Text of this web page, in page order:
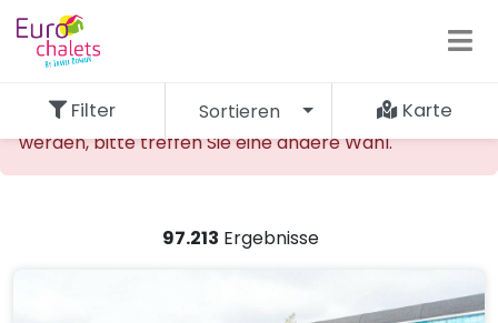
Die gewünschte Unterkunft kann nicht gefunden
werden, bitte treffen Sie eine andere Wahl.
97.213 Ergebnisse
Filter Sortieren Karte